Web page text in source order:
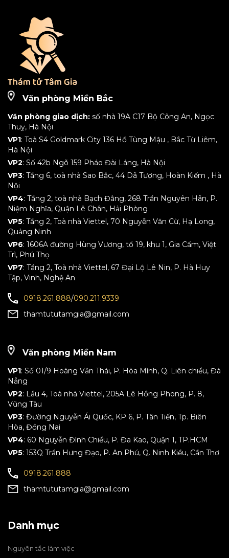
Văn phòng Miền Bắc
Văn phòng giao dịch: số nhà 19A C17 Bộ Công An, Ngọc
Thuỵ, Hà Nội
VP1: Toà S4 Goldmark City 136 Hồ Tùng Mậu , Bắc Từ Liêm,
Hà Nội
VP2: Số 42b Ngõ 159 Pháo Đài Láng, Hà Nội
VP3: Tầng 6, toà nhà Sao Bắc, 44 Dã Tượng, Hoàn Kiếm , Hà
Nội
VP4: Tầng 2, toà nhà Bạch Đằng, 268 Trần Nguyên Hãn, P.
Niệm Nghĩa, Quận Lê Chân, Hải Phòng
VP5: Tầng 2, Toà nhà Viettel, 70 Nguyễn Văn Cừ, Hạ Long,
Quảng Ninh
VP6: 1606A đường Hùng Vương, tổ 19, khu 1, Gia Cẩm, Việt
Trì, Phú Thọ
VP7: Tầng 2, Toà nhà Viettel, 67 Đại Lộ Lê Nin, P. Hà Huy
Tập, Vinh, Nghệ An
0918.261.888/090.211.9339
thamtututamgia@gmail.com
Văn phòng Miền Nam
VP1: Số 01/9 Hoàng Văn Thái, P. Hòa Mình, Q. Liên chiểu, Đà
Nẵng
VP2: Lầu 4, Toà nhà Viettel, 205A Lê Hồng Phong, P. 8,
Vũng Tàu
VP3: Đường Nguyễn Ái Quốc, KP 6, P. Tân Tiến, Tp. Biên
Hòa, Đồng Nai
VP4: 60 Nguyễn Đình Chiểu, P. Đa Kao, Quận 1, TP.HCM
VP5: 153Q Trần Hưng Đạo, P. An Phú, Q. Ninh Kiều, Cần Thơ
0918.261.888
thamtututamgia@gmail.com
Danh mục
Nguyên tắc làm việc